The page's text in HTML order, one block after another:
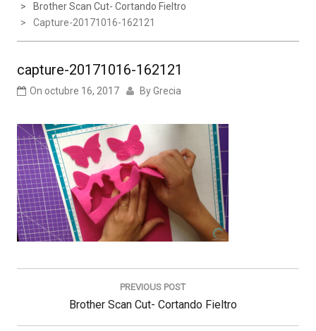
Brother Scan Cut- Cortando Fieltro
Capture-20171016-162121
capture-20171016-162121
On octubre 16, 2017 ByGrecia
Navegación
PREVIOUS POST
Previous
Post:
Brother Scan Cut- Cortando Fieltro